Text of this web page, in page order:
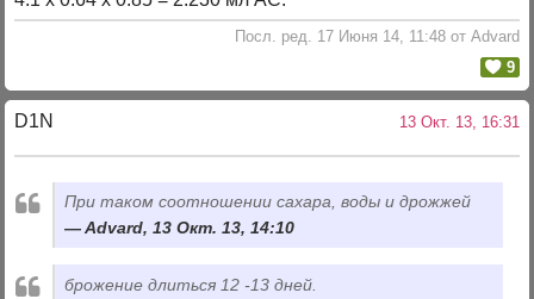
Посл. ред. 17 Июня 14, 11:48 от Advard
9
D1N 13 Окт. 13, 16:31
При таком соотношении сахара, воды и дрожжей
Advard, 13 Окт. 13, 14:10
брожение длиться 12 -13 дней.